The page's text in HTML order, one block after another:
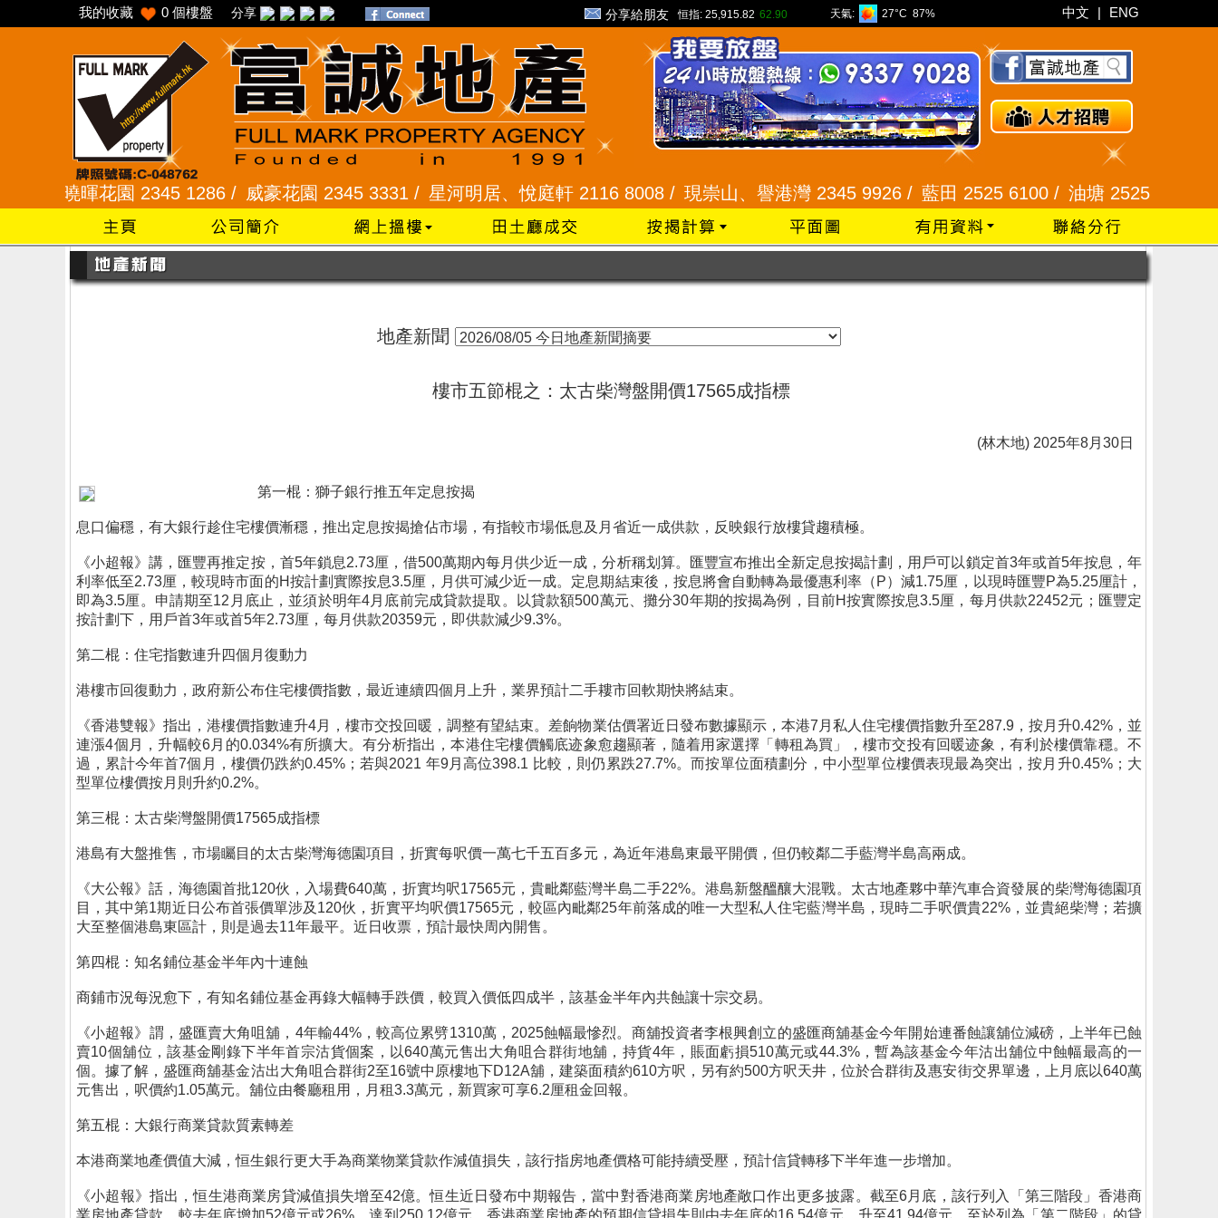
我的收藏 0 個樓盤 分享 分享給朋友 恒指: 25,915.82 62.90 天氣: 27°C 87% 中文 | ENG
、曉暉花園 2345 1286 /威豪花園 2345 3331 /星河明居、悅庭軒 2116 8008 /現崇山、譽港灣 2345 9926 /藍田 2525 6100 /油塘 2525 3600 /
地產新聞
樓市五節棍之：太古柴灣盤開價17565成指標
(林木地) 2025年8月30日
第一棍：獅子銀行推五年定息按揭
息口偏穩，有大銀行趁住宅樓價漸穩，推出定息按揭搶佔市場，有指較市場低息及月省近一成供款，反映銀行放樓貸趨積極。
《小超報》講，匯豐再推定按，首5年鎖息2.73厘，借500萬期內每月供少近一成，分析稱划算。匯豐宣布推出全新定息按揭計劃，用戶可以鎖定首3年或首5年按息，年
利率低至2.73厘，較現時市面的H按計劃實際按息3.5厘，月供可減少近一成。定息期結束後，按息將會自動轉為最優惠利率（P）減1.75厘，以現時匯豐P為5.25厘計，
即為3.5厘。申請期至12月底止，並須於明年4月底前完成貸款提取。以貸款額500萬元、攤分30年期的按揭為例，目前H按實際按息3.5厘，每月供款22452元；匯豐定
按計劃下，用戶首3年或首5年2.73厘，每月供款20359元，即供款減少9.3%。
第二棍：住宅指數連升四個月復動力
港樓市回復動力，政府新公布住宅樓價指數，最近連續四個月上升，業界預計二手耬市回軟期快將結束。
《香港雙報》指出，港樓價指數連升4月，樓市交投回暖，調整有望結束。差餉物業估價署近日發布數據顯示，本港7月私人住宅樓價指數升至287.9，按月升0.42%，並
連漲4個月，升幅較6月的0.034%有所擴大。有分析指出，本港住宅樓價觸底迹象愈趨顯著，隨着用家選擇「轉租為買」，樓市交投有回暖迹象，有利於樓價靠穩。不
過，累計今年首7個月，樓價仍跌約0.45%；若與2021 年9月高位398.1 比較，則仍累跌27.7%。而按單位面積劃分，中小型單位樓價表現最為突出，按月升0.45%；大
型單位樓價按月則升約0.2%。
第三棍：太古柴灣盤開價17565成指標
港島有大盤推售，市場矚目的太古柴灣海德園項目，折實每呎價一萬七千五百多元，為近年港島東最平開價，但仍較鄰二手藍灣半島高兩成。
《大公報》話，海德園首批120伙，入場費640萬，折實均呎17565元，貴毗鄰藍灣半島二手22%。港島新盤醞釀大混戰。太古地產夥中華汽車合資發展的柴灣海德園項
目，其中第1期近日公布首張價單涉及120伙，折實平均呎價17565元，較區內毗鄰25年前落成的唯一大型私人住宅藍灣半島，現時二手呎價貴22%，並貴絕柴灣；若擴
大至整個港島東區計，則是過去11年最平。近日收票，預計最快周內開售。
第四棍：知名鋪位基金半年內十連蝕
商鋪市況每況愈下，有知名鋪位基金再錄大幅轉手跌價，較買入價低四成半，該基金半年內共蝕讓十宗交易。
《小超報》謂，盛匯賣大角咀舖，4年輸44%，較高位累劈1310萬，2025蝕幅最慘烈。商舖投資者李根興創立的盛匯商舖基金今年開始連番蝕讓舖位減磅，上半年已蝕
賣10個舖位，該基金剛錄下半年首宗沽貨個案，以640萬元售出大角咀合群街地舖，持貨4年，賬面虧損510萬元或44.3%，暫為該基金今年沽出舖位中蝕幅最高的一
個。據了解，盛匯商舖基金沽出大角咀合群街2至16號中原樓地下D12A舖，建築面積約610方呎，另有約500方呎天井，位於合群街及惠安街交界單邊，上月底以640萬
元售出，呎價約1.05萬元。舖位由餐廳租用，月租3.3萬元，新買家可享6.2厘租金回報。
第五棍：大銀行商業貸款質素轉差
本港商業地產價值大減，恒生銀行更大手為商業物業貸款作減值損失，該行指房地產價格可能持續受壓，預計信貸轉移下半年進一步增加。
《小超報》指出，恒生港商業房貸減值損失增至42億。恒生近日發布中期報告，當中對香港商業房地產敞口作出更多披露。截至6月底，該行列入「第三階段」香港商
業房地產貸款，較去年底增加52億元或26%，達到250.12億元。香港商業房地產的預期信貸損失則由去年底的16.54億元，升至41.94億元。至於列為「第二階段」的貸